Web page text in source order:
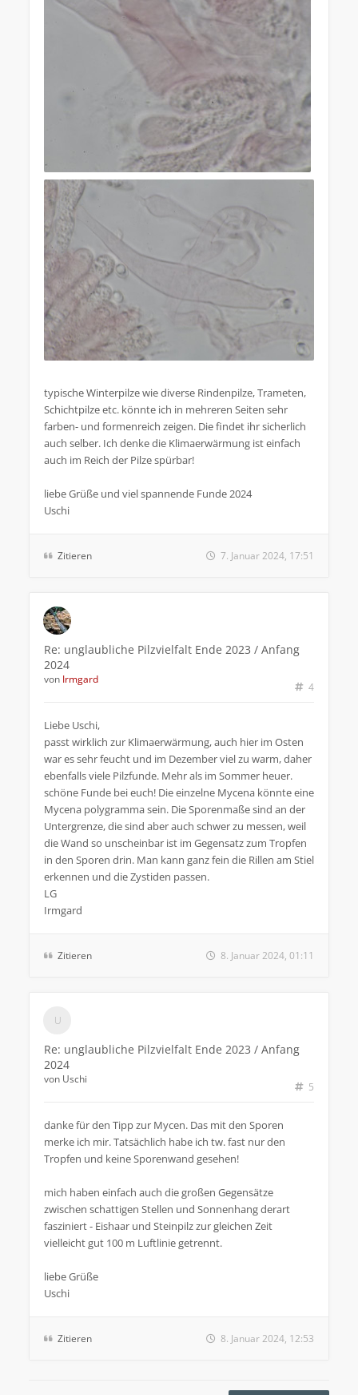
typische Winterpilze wie diverse Rindenpilze, Trameten,
Schichtpilze etc. könnte ich in mehreren Seiten sehr
farben- und formenreich zeigen. Die findet ihr sicherlich
auch selber. Ich denke die Klimaerwärmung ist einfach
auch im Reich der Pilze spürbar!
liebe Grüße und viel spannende Funde 2024
Uschi
Zitieren 7. Januar 2024, 17:51
Re: unglaubliche Pilzvielfalt Ende 2023 / Anfang
2024
4
von Irmgard
Liebe Uschi,
passt wirklich zur Klimaerwärmung, auch hier im Osten
war es sehr feucht und im Dezember viel zu warm, daher
ebenfalls viele Pilzfunde. Mehr als im Sommer heuer.
schöne Funde bei euch! Die einzelne Mycena könnte eine
Mycena polygramma sein. Die Sporenmaße sind an der
Untergrenze, die sind aber auch schwer zu messen, weil
die Wand so unscheinbar ist im Gegensatz zum Tropfen
in den Sporen drin. Man kann ganz fein die Rillen am Stiel
erkennen und die Zystiden passen.
LG
Irmgard
Zitieren 8. Januar 2024, 01:11
Re: unglaubliche Pilzvielfalt Ende 2023 / Anfang
2024
5
von Uschi
danke für den Tipp zur Mycen. Das mit den Sporen
merke ich mir. Tatsächlich habe ich tw. fast nur den
Tropfen und keine Sporenwand gesehen!
mich haben einfach auch die großen Gegensätze
zwischen schattigen Stellen und Sonnenhang derart
fasziniert - Eishaar und Steinpilz zur gleichen Zeit
vielleicht gut 100 m Luftlinie getrennt.
liebe Grüße
Uschi
Zitieren 8. Januar 2024, 12:53